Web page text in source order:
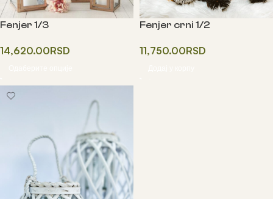
Fenjer 1/3
14,620.00RSD
Fenjer crni 1/2
11,750.00RSD